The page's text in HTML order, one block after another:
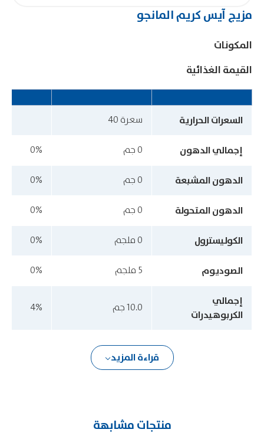
مزيج آيس كريم المانجو
المكونات
القيمة الغذائية
السعرات الحرارية سعرة 40
إجمالي الدهون 0 جم 0%
الدهون المشبعة 0 جم 0%
الدهون المتحولة 0 جم 0%
الكوليسترول 0 ملجم 0%
الصوديوم 5 ملجم 0%
إجمالي
الكربوهيدرات
10.0 جم 4%
قراءة المزيد
منتجات مشابهة